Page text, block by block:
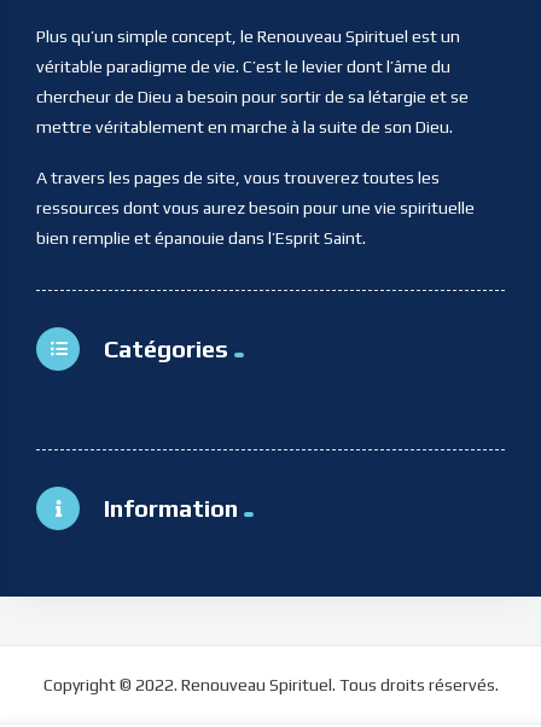
Plus qu’un simple concept, le Renouveau Spirituel est un
véritable paradigme de vie. C’est le levier dont l’âme du
chercheur de Dieu a besoin pour sortir de sa létargie et se
mettre véritablement en marche à la suite de son Dieu.
A travers les pages de site, vous trouverez toutes les
ressources dont vous aurez besoin pour une vie spirituelle
bien remplie et épanouie dans l’Esprit Saint.
Catégories
Information
Copyright © 2022. Renouveau Spirituel. Tous droits réservés.